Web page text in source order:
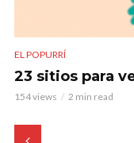
EL POPURRÍ
23 sitios para
154 views 2 min read